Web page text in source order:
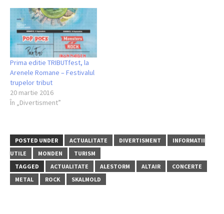
Prima editie TRIBUTfest, la
Arenele Romane – Festivalul
trupelor tribut
20 martie 2016
În „Divertisment”
POSTED UNDER ACTUALITATE DIVERTISMENT
INFORMATII
UTILE
MONDEN
TURISM
TAGGED
ACTUALITATE ALESTORM ALTAIR
CONCERTE
METAL
ROCK SKALMOLD